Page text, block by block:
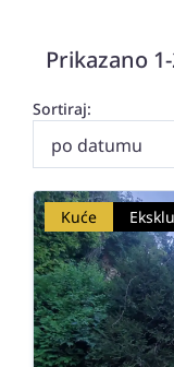
Prikazano
Sortiraj:
po datumu
Kuće